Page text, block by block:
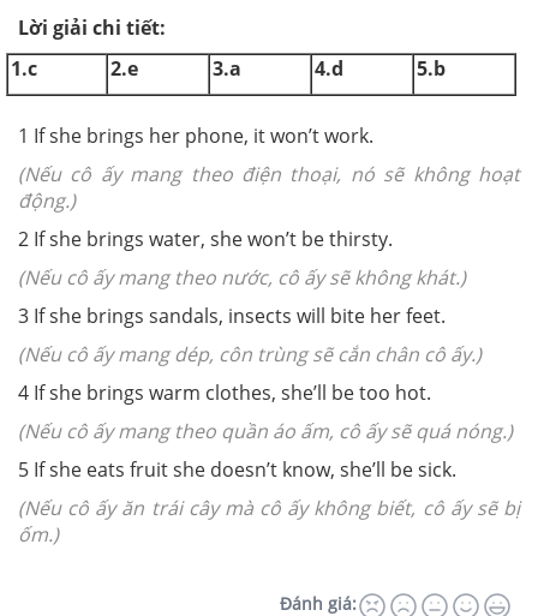
Lời giải chi tiết:
1.c
2.e 3.a 4.d 5.b
1 If she brings her phone, it won’t work.
(Nếu cô ấy mang theo điện thoại, nó sẽ không hoạt
động.)
2 If she brings water, she won’t be thirsty.
(Nếu cô ấy mang theo nước, cô ấy sẽ không khát.)
3 If she brings sandals, insects will bite her feet.
(Nếu cô ấy mang dép, côn trùng sẽ cắn chân cô ấy.)
4 If she brings warm clothes, she’ll be too hot.
(Nếu cô ấy mang theo quần áo ấm, cô ấy sẽ quá nóng.)
5 If she eats fruit she doesn’t know, she’ll be sick.
(Nếu cô ấy ăn trái cây mà cô ấy không biết, cô ấy sẽ bị
ốm.)
Đánh giá: